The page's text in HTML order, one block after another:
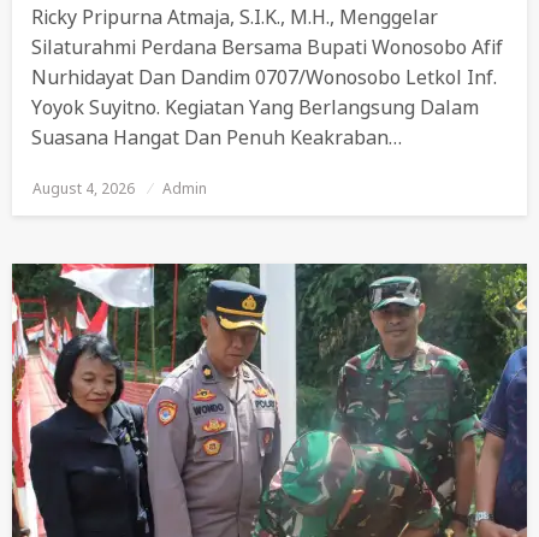
Ricky Pripurna Atmaja, S.I.K., M.H., Menggelar
Silaturahmi Perdana Bersama Bupati Wonosobo Afif
Nurhidayat Dan Dandim 0707/Wonosobo Letkol Inf.
Yoyok Suyitno. Kegiatan Yang Berlangsung Dalam
Suasana Hangat Dan Penuh Keakraban…
Posted
On
August 4, 2026 Admin